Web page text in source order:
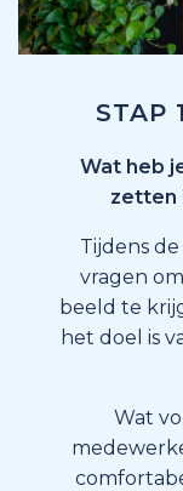
STAP
Wat heb
zetten
Tijdens
vragen
beeld te
het doel is
Wat